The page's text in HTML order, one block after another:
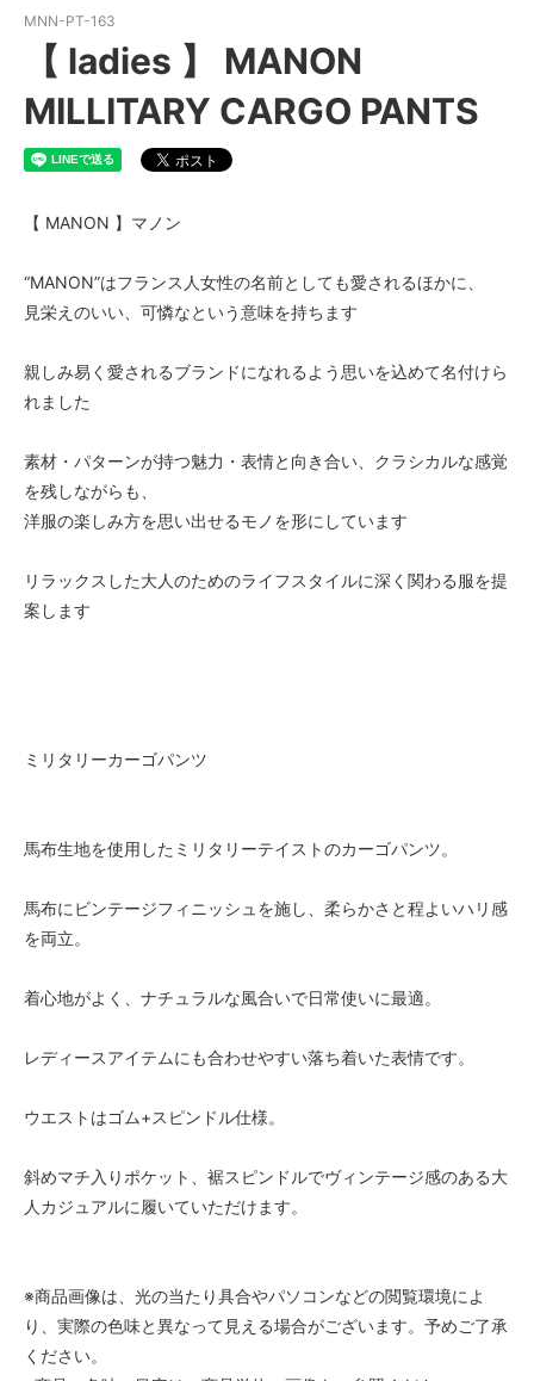
MNN-PT-163
【 ladies 】 MANON
MILLITARY CARGO PANTS
【 MANON 】マノン
“MANON”はフランス人女性の名前としても愛されるほかに、
見栄えのいい、可憐なという意味を持ちます
親しみ易く愛されるブランドになれるよう思いを込めて名付けら
れました
素材・パターンが持つ魅力・表情と向き合い、クラシカルな感覚
を残しながらも、
洋服の楽しみ方を思い出せるモノを形にしています
リラックスした大人のためのライフスタイルに深く関わる服を提
案します
ミリタリーカーゴパンツ
馬布生地を使用したミリタリーテイストのカーゴパンツ。
馬布にビンテージフィニッシュを施し、柔らかさと程よいハリ感
を両立。
着心地がよく、ナチュラルな風合いで日常使いに最適。
レディースアイテムにも合わせやすい落ち着いた表情です。
ウエストはゴム+スピンドル仕様。
斜めマチ入りポケット、裾スピンドルでヴィンテージ感のある大
人カジュアルに履いていただけます。
※商品画像は、光の当たり具合やパソコンなどの閲覧環境によ
り、実際の色味と異なって見える場合がございます。予めご了承
ください。